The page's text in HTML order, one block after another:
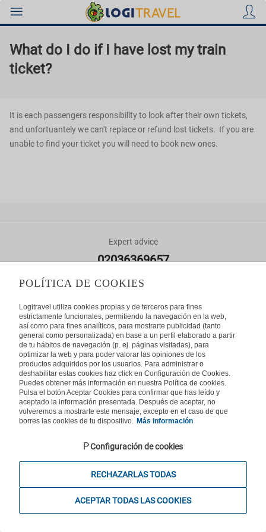
Holidays
Hotels
What do I do if I have lost my train
ticket?
It is each passengers responsibility to look after their own tickets,
and unfortuantely we can't replace or refund lost tickets. If you are
unable to find your ticket you will need to book new ones.
Expert advice
02036369657
Calls from a landline or mobiles are charged the national standard rate plus
any network charges if applicable.
Logitravel S.L. - Online travel agency with CI. BAL 471, 2004 - All rights
reserved
POLÍTICA DE COOKIES
Logitravel utiliza cookies propias y de terceros para fines
estrictamente funcionales, permitiendo la navegación en la web,
así como para fines analíticos, para mostrarte publicidad (tanto
general como personalizada) en base a un perfil elaborado a partir
de tu hábitos de navegación (p. ej. páginas visitadas), para
optimizar la web y para poder valorar las opiniones de los
productos adquiridos por los usuarios. Para administrar o
deshabilitar estas cookies haz click en Configuración de Cookies.
Puedes obtener más información en nuestra Política de cookies.
Pulsa el botón Aceptar Cookies para confirmar que has leído y
aceptado la información presentada. Después de aceptar, no
volveremos a mostrarte este mensaje, excepto en el caso de que
borres las cookies de tu dispositivo. Más información
Configuración de cookies
RECHAZARLAS TODAS
ACEPTAR TODAS LAS COOKIES